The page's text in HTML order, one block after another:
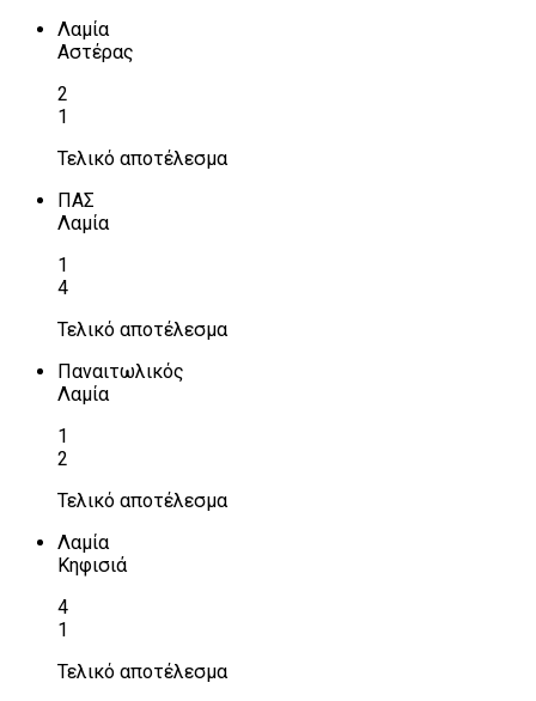
Λαμία
Αστέρας
2
1
Τελικό αποτέλεσμα
ΠΑΣ
Λαμία
1
4
Τελικό αποτέλεσμα
Παναιτωλικός
Λαμία
1
2
Τελικό αποτέλεσμα
Λαμία
Κηφισιά
4
1
Τελικό αποτέλεσμα